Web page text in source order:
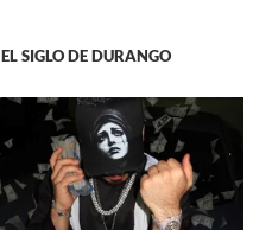
EL SIGLO DE DURANGO